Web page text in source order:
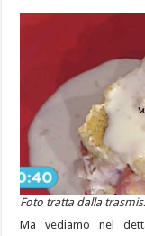
Foto tratta dalla
Ma vediamo nel